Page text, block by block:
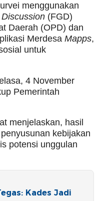
menggunakan
(FGD)
Daerah (OPD) dan
Merdesa Mapps,
untuk
4 November
Pemerintah
menjelaskan, hasil
kebijakan
potensi unggulan
Kades Jadi